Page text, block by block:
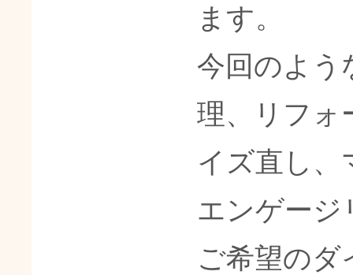
ます。
今回のよう
理、リフォ
イズ直し、
エンゲージ
ご希望のダ